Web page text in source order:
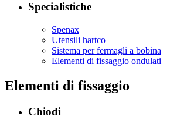
Specialistiche
Spenax
Utensili hartco
Sistema per fermagli a bobina
Elementi di fissaggio ondulati
Elementi di fissaggio
Chiodi